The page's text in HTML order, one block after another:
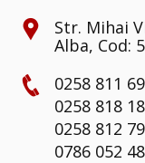
Str. Mihai
Alba, Cod:
0258 811
0258 818
0258 812
0786 052